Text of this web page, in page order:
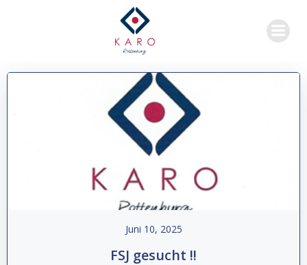
springen
Juni 10, 2025
FSJ gesucht !!